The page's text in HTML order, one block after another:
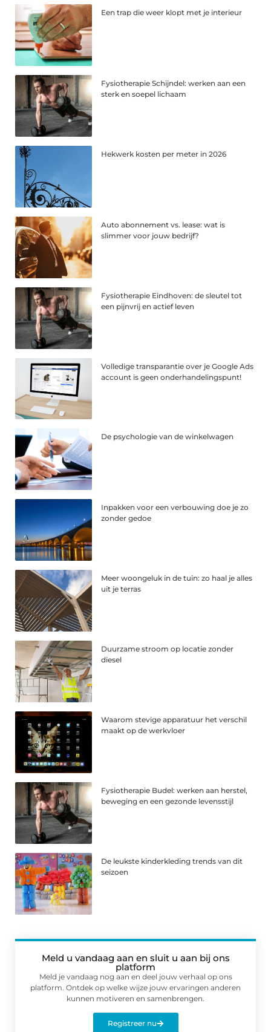
Een trap die weer klopt met je interieur
Fysiotherapie Schijndel: werken aan een
sterk en soepel lichaam
Hekwerk kosten per meter in 2026
Auto abonnement vs. lease: wat is
slimmer voor jouw bedrijf?
Fysiotherapie Eindhoven: de sleutel tot
een pijnvrij en actief leven
Volledige transparantie over je Google Ads
account is geen onderhandelingspunt!
De psychologie van de winkelwagen
Inpakken voor een verbouwing doe je zo
zonder gedoe
Meer woongeluk in de tuin: zo haal je alles
uit je terras
Duurzame stroom op locatie zonder
diesel
Waarom stevige apparatuur het verschil
maakt op de werkvloer
Fysiotherapie Budel: werken aan herstel,
beweging en een gezonde levensstijl
De leukste kinderkleding trends van dit
seizoen
Meld u vandaag aan en sluit u aan bij ons
platform
Meld je vandaag nog aan en deel jouw verhaal op ons
platform. Ontdek op welke wijze jouw ervaringen anderen
kunnen motiveren en samenbrengen.
Registreer nu